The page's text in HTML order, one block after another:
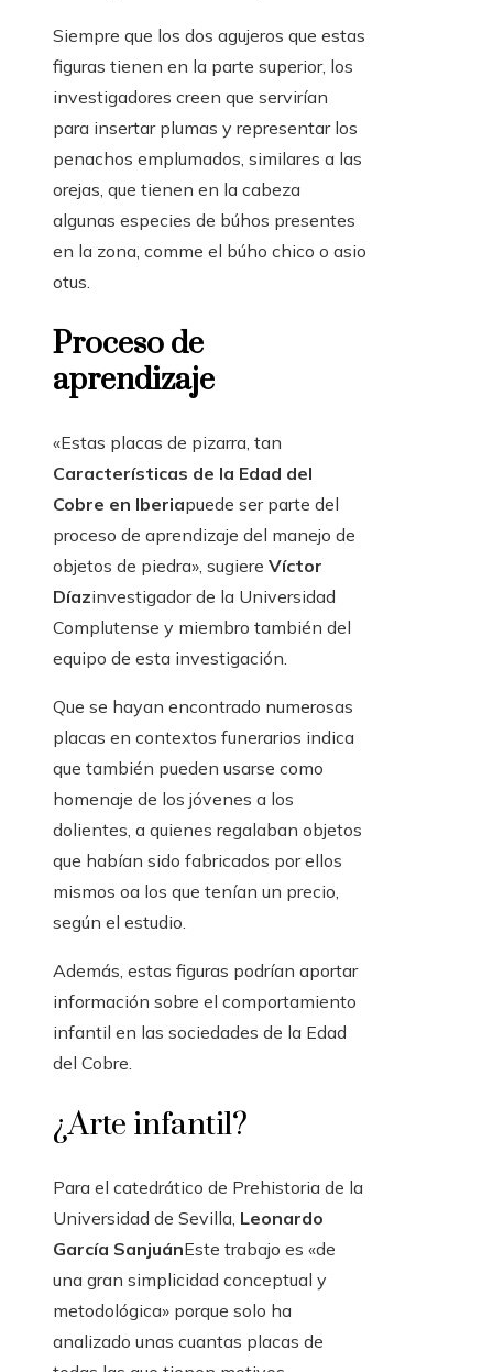
Siempre que los dos agujeros que estas
figuras tienen en la parte superior, los
investigadores creen que servirían
para insertar plumas y representar los
penachos emplumados, similares a las
orejas, que tienen en la cabeza
algunas especies de búhos presentes
en la zona, comme el búho chico o asio
otus.
Proceso de
aprendizaje
«Estas placas de pizarra, tan
Características de la Edad del
Cobre en Iberiapuede ser parte del
proceso de aprendizaje del manejo de
objetos de piedra», sugiere Víctor
Díazinvestigador de la Universidad
Complutense y miembro también del
equipo de esta investigación.
Que se hayan encontrado numerosas
placas en contextos funerarios indica
que también pueden usarse como
homenaje de los jóvenes a los
dolientes, a quienes regalaban objetos
que habían sido fabricados por ellos
mismos oa los que tenían un precio,
según el estudio.
Además, estas figuras podrían aportar
información sobre el comportamiento
infantil en las sociedades de la Edad
del Cobre.
¿Arte infantil?
Para el catedrático de Prehistoria de la
Universidad de Sevilla, Leonardo
García SanjuánEste trabajo es «de
una gran simplicidad conceptual y
metodológica» porque solo ha
analizado unas cuantas placas de